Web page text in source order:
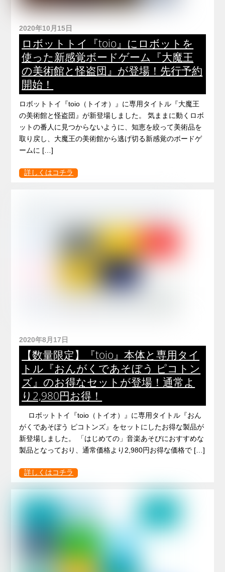
2020年10月15日
ロボットトイ『toio』にロボットを
使った新感覚ボードゲーム『大魔王
の美術館と怪盗団』が登場！先行予約
開始！
ロボットトイ『toio（トイオ）』に専用タイトル『大魔王
の美術館と怪盗団』が新登場しました。 気ままに動くロボ
ットの番人に見つからないように、知恵を絞って美術品を
取り戻し、大魔王の美術館から逃げ切る新感覚のボードゲ
ームに […]
詳しくはコチラ
2020年8月17日
【数量限定】『toio』本体と専用タイ
トル『おんがくであそぼう ピコトン
ズ』のお得なセットが登場！通常よ
り2,980円お得！
ロボットトイ『toio（トイオ）』に専用タイトル『おん
がくであそぼう ピコトンズ』をセットにしたお得な製品が
新登場しました。 「はじめての」音楽あそびにおすすめな
製品となっており、通常価格より2,980円お得な価格で […]
詳しくはコチラ